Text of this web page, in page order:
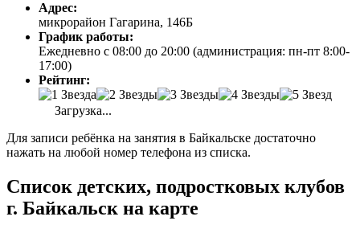
Адрес:
микрорайон Гагарина, 146Б
График работы:
Ежедневно с 08:00 до 20:00 (администрация: пн-пт 8:00-
17:00)
Рейтинг:
Загрузка...
Для записи ребёнка на занятия в Байкальске достаточно
нажать на любой номер телефона из списка.
Список детских, подростковых клубов
г. Байкальск на карте